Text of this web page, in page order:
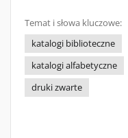
Temat i słowa kluczowe:
katalogi biblioteczne
katalogi alfabetyczne
druki zwarte